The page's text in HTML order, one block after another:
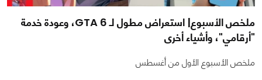
ملخص الأسبوع| استعراض مطول لـ GTA 6، وعودة خدمة
"أرقامي"، وأشياء أخرى
ملخص الأسبوع الأول من أغسطس